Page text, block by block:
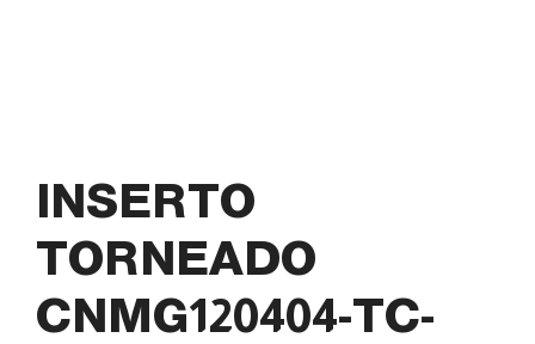
INSERTO
TORNEADO
CNMG120404-TC-